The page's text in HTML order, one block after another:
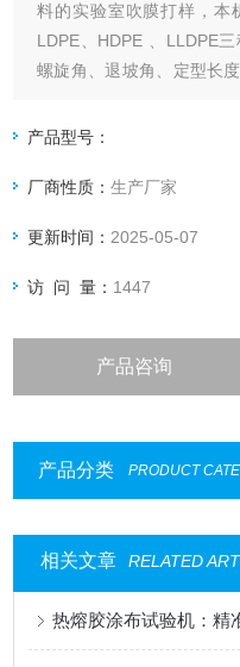
料的实验室吹膜打样，本
LDPE、HDPE 、LLDPE
螺旋角、退坡角、定型长
膜力度性能好，无拼缝线与
产品型号：
厂商性质：生产厂家
更新时间： 2025-05-07
访 问 量： 1447
产品咨询
产品分类 PRODUCT
相关文章 RELATED
热熔胶涂布试验机：精